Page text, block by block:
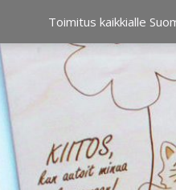
Toimitus kaikkialle